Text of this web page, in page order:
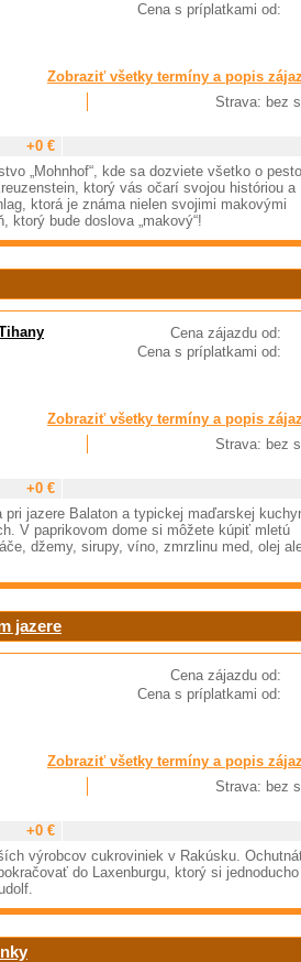
Cena s príplatkami od:
Zobraziť všetky termíny a popis
Strava: bez
+0 €
„Mohnhof“, kde sa dozviete všetko o
ktorý vás očarí svojou históriou a
ktorá je známa nielen svojimi makovými
ktorý bude doslova „makový“!
Cena zájazdu od:
Cena s príplatkami od:
Zobraziť všetky termíny a popis
Strava: bez
+0 €
jazere Balaton a typickej maďarskej
V paprikovom dome si môžete kúpiť mletú
džemy, sirupy, víno, zmrzlinu med, olej
jazere
Cena zájazdu od:
Cena s príplatkami od:
Zobraziť všetky termíny a popis
Strava: bez
+0 €
výrobcov cukroviniek v Rakúsku.
do Laxenburgu, ktorý si jednoducho